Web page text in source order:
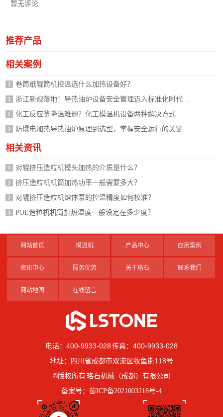
暂无评论
推荐产品
相关案例
卷筒纸辊筒机控温选什么加热设备好？
化工反应釜降温难题？化工模温机设备两种解决方式
防爆电加热导热油炉原理到选型，掌握安全运行的关键
相关资讯
对辊挤压造粒机模头加热的介质是什么？
挤压造粒机机筒加热功率一般需要多大？
对辊挤压造粒机熔体泵的控温精度如何校准？
POE造粒机机筒加热温度一般设定在多少度？
网站首页 模温机 产品中心 应用案例
资讯中心 服务优势 关于珞石 联系我们
网站地图 在线留言
电话：400-9933-028 传真：400-9933-028
地址：四川省成都市双流区牧鱼街118号
©版权所有 珞石机械（成都）有限公司
备案号： 蜀ICP备2021003218号-4